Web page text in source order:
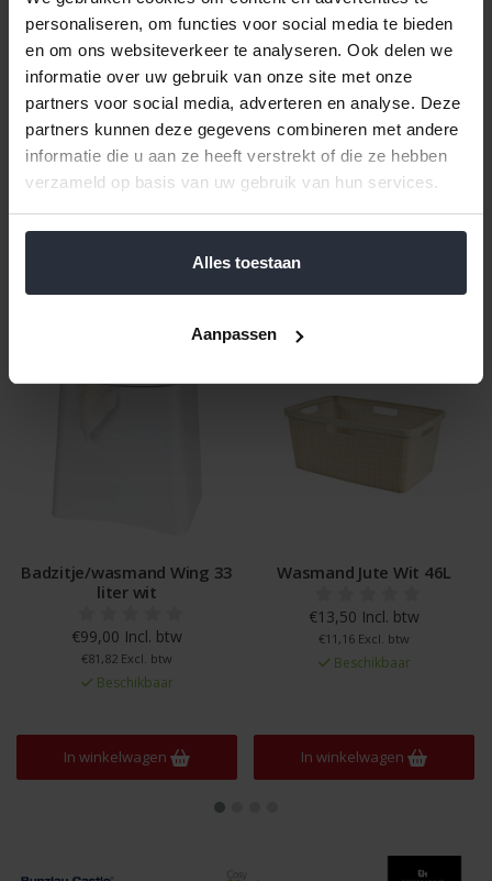
personaliseren, om functies voor social media te bieden
en om ons websiteverkeer te analyseren. Ook delen we
informatie over uw gebruik van onze site met onze
partners voor social media, adverteren en analyse. Deze
partners kunnen deze gegevens combineren met andere
informatie die u aan ze heeft verstrekt of die ze hebben
verzameld op basis van uw gebruik van hun services.
Alles toestaan
Aanpassen
hoogte van 48cm en een diepte van 33cm. Het heeft een
gewicht van 2 kg.
Reviews
Help ons en andere klanten door het schrijven van een review
Gerelateerde en alternatieve producten
Badzitje/wasmand Wing 33
liter wit
€99,00 Incl. btw
€81,82 Excl. btw
Beschikbaar
In winkelwagen
Wasmand Jute Wit 46L
€13,50 Incl. btw
€11,16 Excl. btw
Beschikbaar
In winkelwagen